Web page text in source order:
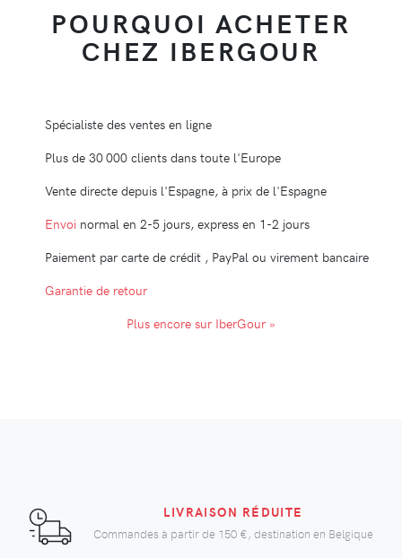
POURQUOI ACHETER
CHEZ IBERGOUR
Spécialiste des ventes en ligne
Plus de 30 000 clients dans toute l'Europe
Vente directe depuis l'Espagne, à prix de l'Espagne
Envoinormal en 2-5 jours, express en 1-2 jours
Paiement par carte de crédit , PayPal ou virement bancaire
Garantie de retour
Plus encore sur IberGour »
LIVRAISON RÉDUITE
Commandes à partir de 150 €, destination en Belgique